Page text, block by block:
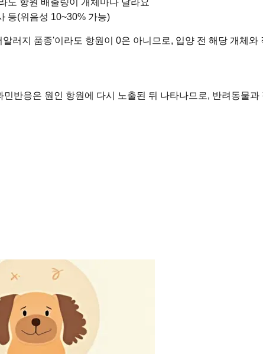
도 항원 배출량이 개체마다 달라요
등(위음성 10~30% 가능)
러지 품종'이라도 항원이 0은 아니므로, 입양 전 해당 개체
반응은 원인 항원에 다시 노출된 뒤 나타나므로, 반려동물과